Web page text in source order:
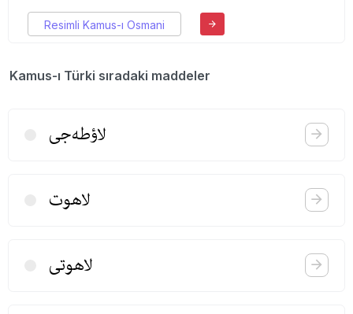
Resimli Kamus-ı Osmani
Kamus-ı Türki sıradaki maddeler
لاؤطه‌جی
لاهوت
لاهوتی